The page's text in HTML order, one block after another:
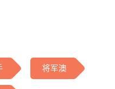
将军澳